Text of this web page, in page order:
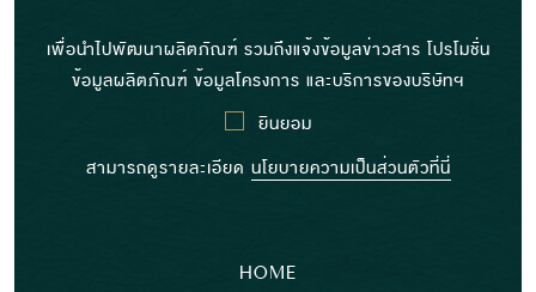
เพื่อนำไปพัฒนาผลิตภัณฑ์ รวมถึงแจ้งข้อมูลข่าวสาร โปรโมชั่น
ข้อมูลผลิตภัณฑ์ ข้อมูลโครงการ และบริการของบริษัทฯ
ยินยอม
สามารถดูรายละเอียด นโยบายความเป็นส่วนตัวที่นี่
HOME